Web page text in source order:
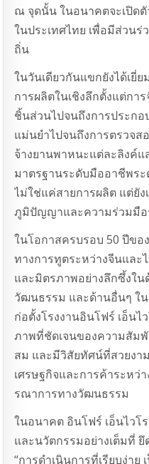
ณ จุดนั้น ในอนาคตจะเปิดตั
ในประเทศไทย เพื่อมีส่วน
ถิ่น
ในวันเดียวกันแขกยังได้เยี่
การผลิตในเชิงลึกตั้งแต่ก
ชิ้นส่วนไปจนถึงการประก
แม่นยําไปจนถึงการตรวจส
จ้างยานพาหนะแต่ละลิงค์แ
มาตรฐานระดับมืออาชีพร
ไม่ใช่แค่สายการผลิต แต่ยัง
ภูมิปัญญาและความร่วมมือ
ในโอกาสครบรอบ 50 ปีข
ทางการทูตระหว่างจีนและ
และมิตรภาพอย่างลึกซึ้งใน
วัฒนธรรม และด้านอื่นๆ ใ
ก่อตั้งโรงงานอินโฟร์ เอ็นไ
ภาพที่ชัดเจนของความสัม
สม และมีวิสัยทัศน์ที่สวยงา
เศรษฐกิจและการค้าระหว่
รณาการทางวัฒนธรรม
ในอนาคต อินโฟร์ เอ็นไวโ
และนวัตกรรมอย่างเต็มที่
“การดําเนินการที่เรียบง่าย